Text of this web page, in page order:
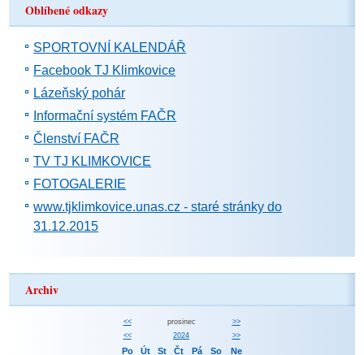
Oblíbené odkazy
SPORTOVNÍ KALENDÁŘ
Facebook TJ Klimkovice
Lázeňský pohár
Informační systém FAČR
Členství FAČR
TV TJ KLIMKOVICE
FOTOGALERIE
www.tjklimkovice.unas.cz - staré stránky do
31.12.2015
Archiv
<< prosinec
>>
<<
2024 >>
Po Út St Čt Pá So Ne